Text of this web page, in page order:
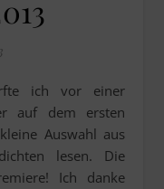
auf dem ersten
Auswahl aus
lesen. Die
Ich danke